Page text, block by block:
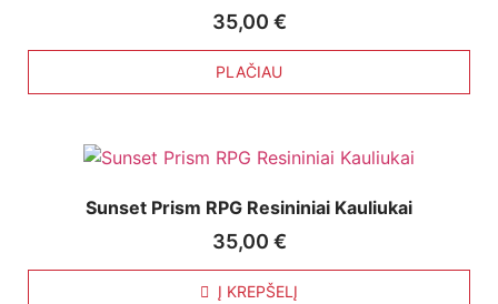
35,00 €
PLAČIAU
Sunset Prism RPG Resininiai Kauliukai
35,00 €
Į KREPŠELĮ